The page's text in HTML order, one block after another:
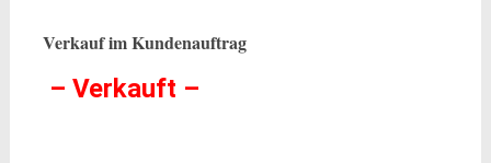
Verkauf im Kundenauftrag
– Verkauft –